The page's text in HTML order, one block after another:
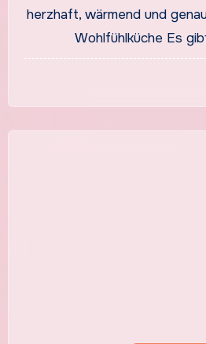
herzhaft, wärmend und
Wohlfühlküche Es